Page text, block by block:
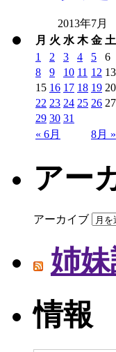
2013年7月
月 火 水 木 金 土
« 6月 8月 »
1 2 3 4 5 6
8
9 10 11 12 13
15 16 17 18 19 20
22 23 24 25 26 27
29 30 31
アー
アーカイブ
姉
情報